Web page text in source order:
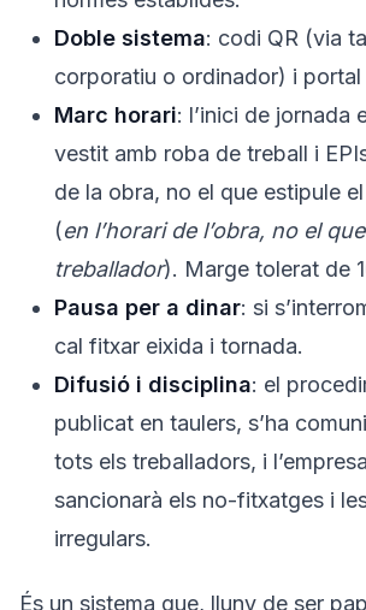
Doble sistema: codi QR (via
corporatiu o ordinador) i portal
Marc horari: l’inici de jornada
vestit amb roba de treball i
de la obra, no el que estipule
(en l’horari de l’obra, no el
treballador). Marge tolerat de
Pausa per a dinar: si
cal fitxar eixida i tornada.
Difusió i disciplina: el
publicat en taulers, s’ha
tots els treballadors, i
sancionarà els no-fitxatges i
irregulars.
És un sistema que, lluny de ser